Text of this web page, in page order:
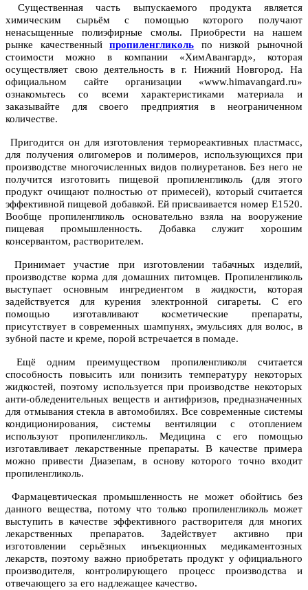
Существенная часть выпускаемого продукта является
химическим сырьём с помощью которого получают
ненасыщенные полиэфирные смолы. Приобрести на нашем
рынке качественныйпропиленгликоль по низкой рыночной
стоимости можно в компании «ХимАвангард», которая
осуществляет свою деятельность в г. Нижний Новгород. На
официальном сайте организации «www.himavangard.ru»
ознакомьтесь со всеми характеристиками материала и
заказывайте для своего предприятия в неограниченном
количестве.
Пригодится он для изготовления термореактивных пластмасс,
для получения олигомеров и полимеров, использующихся при
производстве многочисленных видов полиуретанов. Без него не
получится изготовить пищевой пропиленгликоль (для этого
продукт очищают полностью от примесей), который считается
эффективной пищевой добавкой. Ей присваивается номер E1520.
Вообще пропиленгликоль основательно взяла на вооружение
пищевая промышленность. Добавка служит хорошим
консервантом, растворителем.
Принимает участие при изготовлении табачных изделий,
производстве корма для домашних питомцев. Пропиленгликоль
выступает основным ингредиентом в жидкости, которая
задействуется для курения электронной сигареты. С его
помощью изготавливают косметические препараты,
присутствует в современных шампунях, эмульсиях для волос, в
зубной пасте и креме, порой встречается в помаде.
Ещё одним преимуществом пропиленгликоля считается
способность повысить или понизить температуру некоторых
жидкостей, поэтому используется при производстве некоторых
анти-обледенительных веществ и антифризов, предназначенных
для отмывания стекла в автомобилях. Все современные системы
кондиционирования, системы вентиляции с отоплением
используют пропиленгликоль. Медицина с его помощью
изготавливает лекарственные препараты. В качестве примера
можно привести Диазепам, в основу которого точно входит
пропиленгликоль.
Фармацевтическая промышленность не может обойтись без
данного вещества, потому что только пропиленгликоль может
выступить в качестве эффективного растворителя для многих
лекарственных препаратов. Задействует активно при
изготовлении серьёзных инъекционных медикаментозных
лекарств, поэтому важно приобретать продукт у официального
производителя, контролирующего процесс производства и
отвечающего за его надлежащее качество.